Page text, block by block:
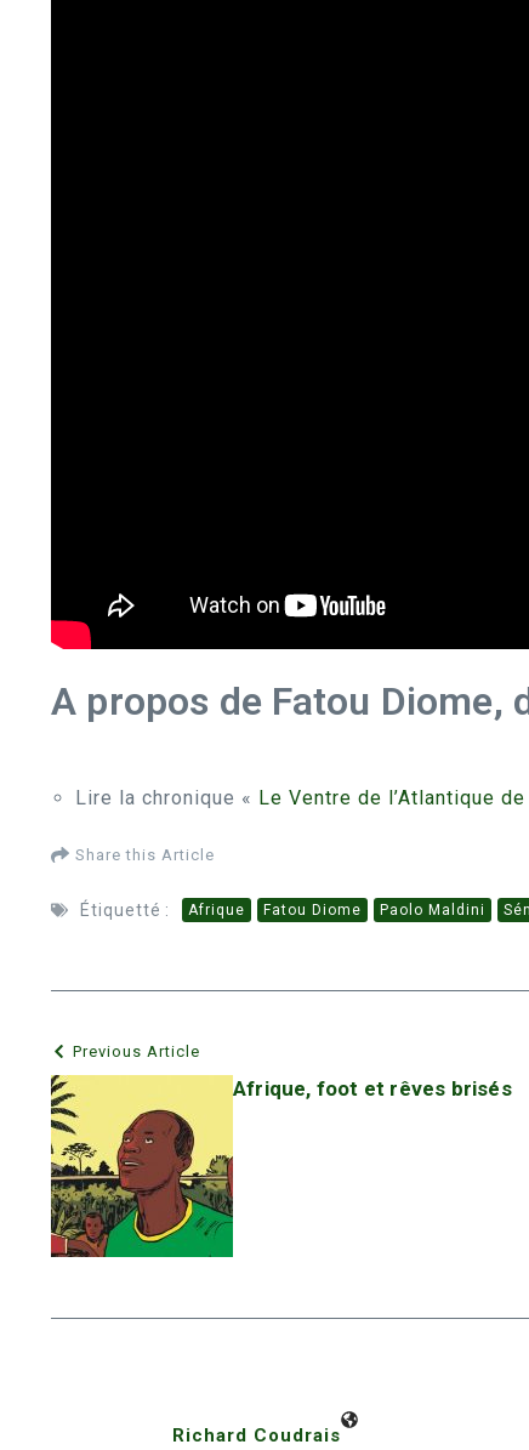
A propos de Fatou Diome,
Lire la chronique « Le Ventre de l’Atlantique
Share this Article
Étiquetté : Afrique Fatou Diome Paolo Maldini
Previous Article
Afrique, foot et rêves brisés
Richard Coudrais